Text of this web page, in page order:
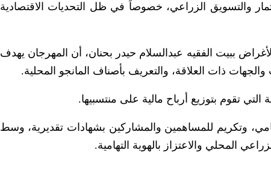
والتسويق الزراعي، خصوصاً في ظل التحديات الاقتصادية
ببيت الفقيه عبدالسلام حيدر بحنان، أن المهرجان يهدف
ذات العلاقة، والتعريف بأصناف المانجو المحلية.
تقوم بتوزيع أرباح مالية على منتسبيها.
وتكريم للمساهمين والمشاركين بشهادات تقديرية، وسط
المحلي والاعتزاز بالهوية التهامية.